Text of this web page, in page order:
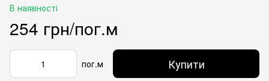
В наявності
254 грн/пог.м
пог.м Купити